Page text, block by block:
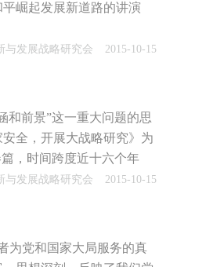
崛起发展新道路的讲演
与发展战略研究会 2015-10-15
和前景”这一重大问题的思
全，开展大战略研究》为
，时间跨度近十六个年
与发展战略研究会 2015-10-15
为党和国家大局服务的真